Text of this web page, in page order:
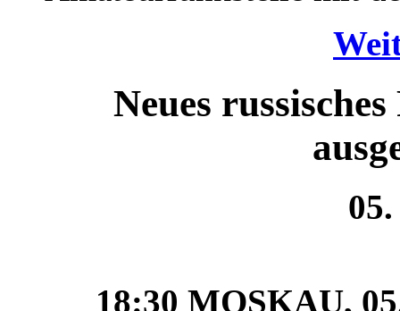
Neues
18:30 MOSKAU,